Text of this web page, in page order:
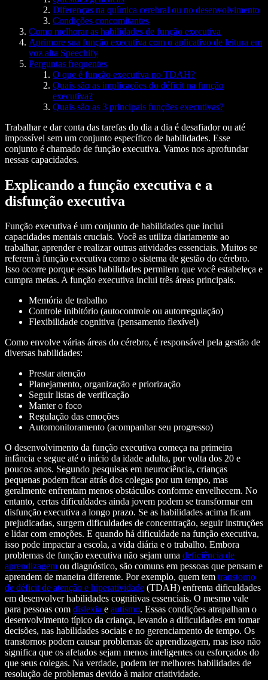
Diferenças na química cerebral ou no desenvolvimento
Condições concomitantes
Como melhorar as habilidades de função executiva
Aprimore sua função executiva com o aplicativo de leitura em
voz alta Speechify
Perguntas frequentes
O que é função executiva no TDAH?
Quais são as implicações do déficit na função
executiva?
Quais são as 3 principais funções executivas?
Trabalhar e dar conta das tarefas do dia a dia é desafiador ou até
impossível sem um conjunto específico de habilidades. Esse
conjunto é chamado de função executiva. Vamos nos aprofundar
nessas capacidades.
Explicando a função executiva e a
disfunção executiva
Função executiva é um conjunto de habilidades que inclui
capacidades mentais cruciais. Você as utiliza diariamente ao
trabalhar, aprender e realizar outras atividades essenciais. Muitos se
referem à função executiva como o sistema de gestão do cérebro.
Isso ocorre porque essas habilidades permitem que você estabeleça e
cumpra metas. A função executiva inclui três áreas principais.
Memória de trabalho
Controle inibitório (autocontrole ou autorregulação)
Flexibilidade cognitiva (pensamento flexível)
Como envolve várias áreas do cérebro, é responsável pela gestão de
diversas habilidades:
Prestar atenção
Planejamento, organização e priorização
Seguir listas de verificação
Manter o foco
Regulação das emoções
Automonitoramento (acompanhar seu progresso)
O desenvolvimento da função executiva começa na primeira
infância e segue até o início da idade adulta, por volta dos 20 e
poucos anos. Segundo pesquisas em neurociência, crianças
pequenas podem ficar atrás dos colegas por um tempo, mas
geralmente enfrentam menos obstáculos conforme envelhecem. No
entanto, certas dificuldades ainda jovem podem se transformar em
disfunção executiva a longo prazo. Se as habilidades acima ficam
prejudicadas, surgem dificuldades de concentração, seguir instruções
e lidar com emoções. E quando há dificuldade na função executiva,
isso pode impactar a escola, a vida diária e o trabalho. Embora
problemas de função executiva não sejam uma deficiência de
aprendizagem ou diagnóstico, são comuns em pessoas que pensam e
aprendem de maneira diferente. Por exemplo, quem tem transtorno
de déficit de atenção e hiperatividade (TDAH) enfrenta dificuldades
em desenvolver habilidades cognitivas essenciais. O mesmo vale
para pessoas com dislexia e autismo. Essas condições atrapalham o
desenvolvimento típico da criança, levando a dificuldades em tomar
decisões, nas habilidades sociais e no gerenciamento de tempo. Os
transtornos podem causar problemas de aprendizagem, mas isso não
significa que os afetados sejam menos inteligentes ou esforçados do
que seus colegas. Na verdade, podem ter melhores habilidades de
resolução de problemas devido à maior criatividade.